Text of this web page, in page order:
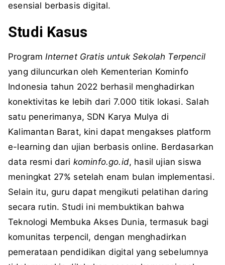
esensial berbasis digital.
Studi Kasus
ProgramInternet Gratis untuk Sekolah Terpencil
yang diluncurkan oleh Kementerian Kominfo
Indonesia tahun 2022 berhasil menghadirkan
konektivitas ke lebih dari 7.000 titik lokasi. Salah
satu penerimanya, SDN Karya Mulya di
Kalimantan Barat, kini dapat mengakses platform
e-learning dan ujian berbasis online. Berdasarkan
data resmi dari kominfo.go.id, hasil ujian siswa
meningkat 27% setelah enam bulan implementasi.
Selain itu, guru dapat mengikuti pelatihan daring
secara rutin. Studi ini membuktikan bahwa
Teknologi Membuka Akses Dunia, termasuk bagi
komunitas terpencil, dengan menghadirkan
pemerataan pendidikan digital yang sebelumnya